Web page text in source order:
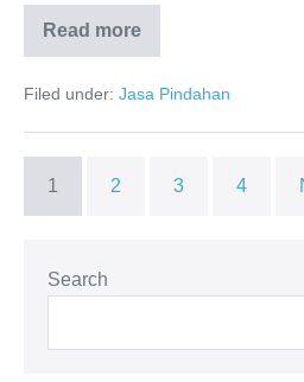
Read more
Jasa
Pindahan
Tengerang
Filed under: Jasa Pindahan
1 2 3 4
Search